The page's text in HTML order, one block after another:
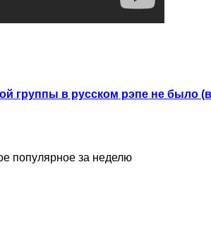
группы в русском рэпе не было
популярное за неделю